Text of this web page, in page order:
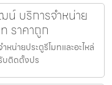
น์ บริการจำหน่าย
ราคาถูก
น่ายประตูรีโมทและอะไหล่
บติดตั้งปร